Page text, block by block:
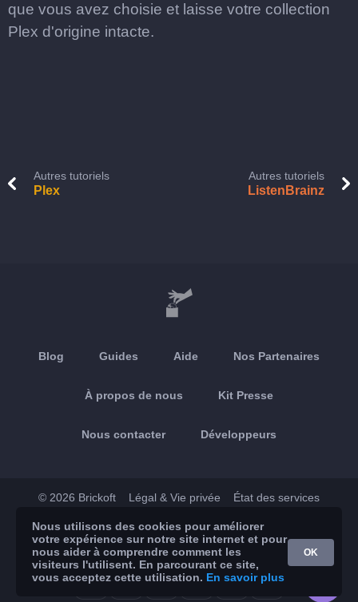
que vous avez choisie et laisse votre collection
Plex d'origine intacte.
Autres tutoriels
Plex
Autres tutoriels
ListenBrainz
Blog Guides Aide Nos Partenaires
À propos de nous Kit Presse
Nous contacter Développeurs
© 2026 Brickoft Légal & Vie privée État des services
App Store Google Play
Nous utilisons des cookies pour améliorer
votre expérience sur notre site internet et pour
nous aider à comprendre comment les
visiteurs l'utilisent. En parcourant ce site,
vous acceptez cette utilisation. En savoir plus
OK